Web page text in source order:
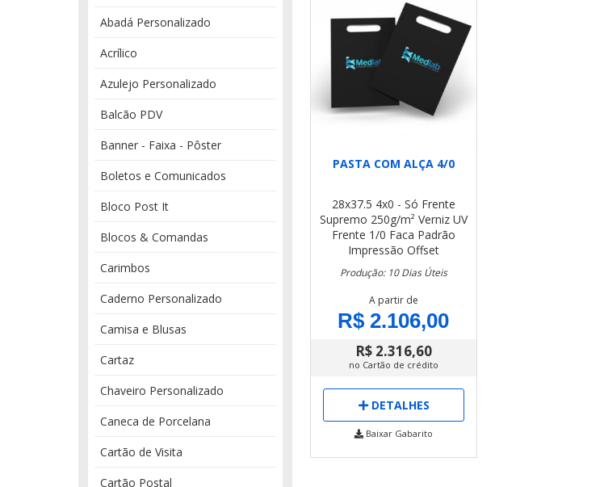
Abadá Personalizado
Acrílico
Azulejo Personalizado
Balcão PDV
Banner - Faixa - Pôster
Boletos e Comunicados
Bloco Post It
Blocos & Comandas
Carimbos
Caderno Personalizado
Camisa e Blusas
Cartaz
Chaveiro Personalizado
Caneca de Porcelana
Cartão de Visita
Cartão Postal
PASTA COM ALÇA 4/0
28x37.5 4x0 - Só Frente
Supremo 250g/m² Verniz UV
Frente 1/0 Faca Padrão
Impressão Offset
Produção: 10 Dias Úteis
A partir de
R$ 2.106,00
R$ 2.316,60
no Cartão de crédito
DETALHES
Baixar Gabarito